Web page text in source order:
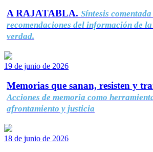
A RAJATABLA. Síntesis
recomendaciones del información de
verdad.
19 de junio de 2026
Memorias que sanan, resisten y
Acciones de memoria como
afrontamiento y justicia
18 de junio de 2026